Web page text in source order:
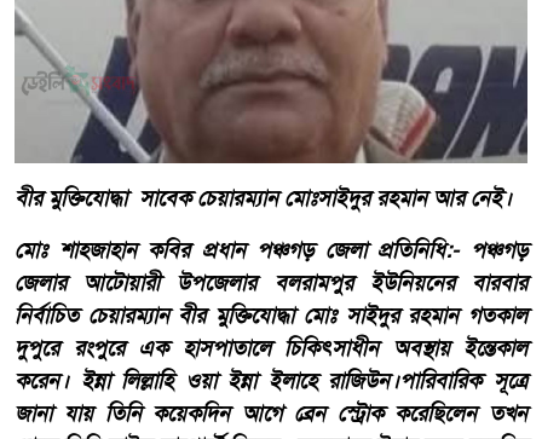
বীর মুক্তিযোদ্ধা সাবেক চেয়ারম্যান মোঃসাইদুর রহমান আর নেই।
মোঃ শাহজাহান কবির প্রধান পঞ্চগড় জেলা প্রতিনিধি:- পঞ্চগড়
জেলার আটোয়ারী উপজেলার বলরামপুর ইউনিয়নের বারবার
নির্বাচিত চেয়ারম্যান বীর মুক্তিযোদ্ধা মোঃ সাইদুর রহমান গতকাল
দুপুরে রংপুরে এক হাসপাতালে চিকিৎসাধীন অবস্থায় ইন্তেকাল
করেন। ইন্না লিল্লাহি ওয়া ইন্না ইলাহে রাজিউন।পারিবারিক সূত্রে
জানা যায় তিনি কয়েকদিন আগে ব্রেন স্ট্রোক করেছিলেন তখন